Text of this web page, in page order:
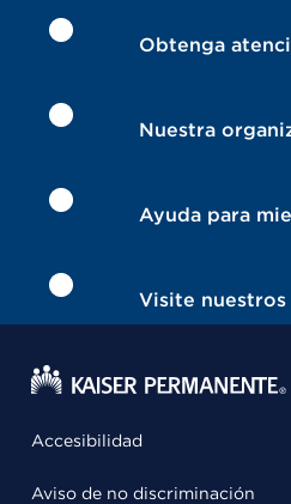
Obtenga
Nuestra
Ayuda para
Visite
Accesibilidad
Aviso de no discriminación